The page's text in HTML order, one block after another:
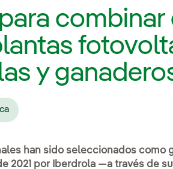
servicios
combinar
y
han sido seleccionados como
2021 por Iberdrola —a través de